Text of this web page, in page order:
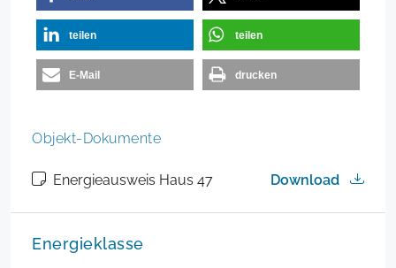
teilen teilen
E-Mail drucken
Objekt-Dokumente
Energieausweis Haus 47 Download
Energieklasse